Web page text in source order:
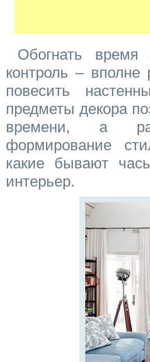
Обогнать
контроль – вполне
повесить
предметы декора
времени, а
формирование
какие бывают
интерьер.